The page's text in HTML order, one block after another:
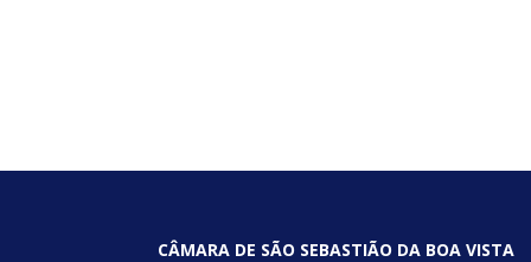
CÂMARA DE SÃO SEBASTIÃO DA BOA VISTA